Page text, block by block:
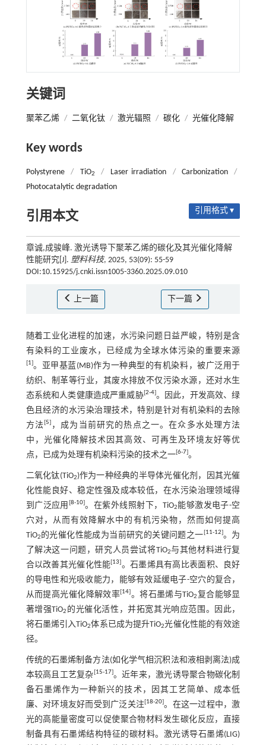
关键词
聚苯乙烯 / 二氧化钛 / 激光辐照 / 碳化 / 光催化降解
Key words
Polystyrene / TiO2 / Laser irradiation / Carbonization
/
Photocatalytic degradation
引用本文 引用格式 ▾
章诚,成骏峰. 激光诱导下聚苯乙烯的碳化及其光催化降解
性能研究[J]. 塑料科技, 2025, 53(09): 55-59
DOI:10.15925/j.cnki.issn1005-3360.2025.09.010
上一篇 下一篇
随着工业化进程的加速，水污染问题日益严峻，特别是含
有染料的工业废水，已经成为全球水体污染的重要来源
1 。亚甲基蓝(MB)作为一种典型的有机染料，被广泛用于
纺织、制革等行业，其废水排放不仅污染水源，还对水生
态系统和人类健康造成严重威胁 2-4] 。因此，开发高效、绿
色且经济的水污染治理技术，特别是针对有机染料的去除
方法 5 ，成为当前研究的热点之一。在众多水处理方法
中，光催化降解技术因其高效、可再生及环境友好等优
点，已成为处理有机染料污染的技术之一[ 6-7 。
二氧化钛(TiO2)作为一种经典的半导体光催化剂，因其光催
化性能良好、稳定性强及成本较低，在水污染治理领域得
到广泛应用 8-10] 。在紫外线照射下，TiO2能够激发电子-空
穴对，从而有效降解水中的有机污染物，然而如何提高
TiO2的光催化性能成为当前研究的关键问题之一 11-12 。为
了解决这一问题，研究人员尝试将TiO2与其他材料进行复
合以改善其光催化性能 13 。石墨烯具有高比表面积、良好
的导电性和光吸收能力，能够有效延缓电子-空穴的复合，
从而提高光催化降解效率 14 。将石墨烯与TiO2复合能够显
著增强TiO2 的光催化活性，并拓宽其光响应范围。因此，
将石墨烯引入TiO2体系已成为提升TiO2光催化性能的有效途
径。
传统的石墨烯制备方法(如化学气相沉积法和液相剥离法)成
本较高且工艺复杂 15-17 。近年来，激光诱导聚合物碳化制
备石墨烯作为一种新兴的技术，因其工艺简单、成本低
廉、对环境友好而受到广泛关注 18-20 。在这一过程中，激
光的高能量密度可以促使聚合物材料发生碳化反应，直接
制备具有石墨烯结构特征的碳材料。激光诱导石墨烯(LIG)